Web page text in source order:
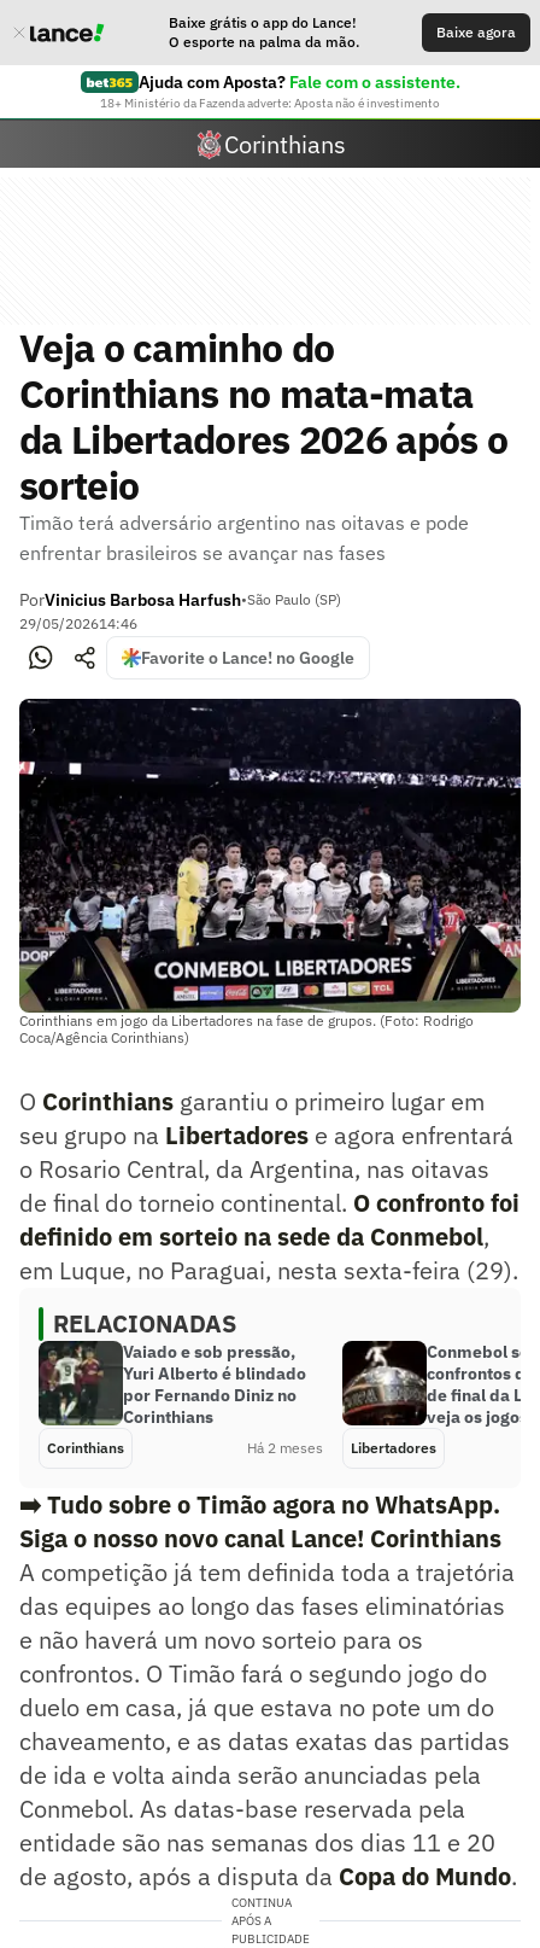
Baixe grátis o app do Lance!
O esporte na palma da mão.
Baixe agora
Ajuda com Aposta? Fale com o assistente.
18+ Ministério da Fazenda adverte: Aposta não é investimento
Corinthians
Veja o caminho do
Corinthians no mata-mata
da Libertadores 2026 após o
sorteio
Timão terá adversário argentino nas oitavas e pode
enfrentar brasileiros se avançar nas fases
PorVinicius Barbosa Harfush•São Paulo (SP)
29/05/202614:46
Favorite o Lance! no Google
Corinthians em jogo da Libertadores na fase de grupos. (Foto: Rodrigo
Coca/Agência Corinthians)
O Corinthians garantiu o primeiro lugar em
seu grupo na Libertadores e agora enfrentará
o Rosario Central, da Argentina, nas oitavas
de final do torneio continental. O confronto foi
definido em sorteio na sede da Conmebol,
em Luque, no Paraguai, nesta sexta-feira (29).
RELACIONADAS
Vaiado e sob pressão,
Yuri Alberto é blindado
por Fernando Diniz no
Corinthians
Corinthians Há 2 meses
Conmebol
confrontos
de final da
veja os jogos
Libertadores
➡️ Tudo sobre o Timão agora no WhatsApp.
Siga o nosso novo canal Lance! Corinthians
A competição já tem definida toda a trajetória
das equipes ao longo das fases eliminatórias
e não haverá um novo sorteio para os
confrontos. O Timão fará o segundo jogo do
duelo em casa, já que estava no pote um do
chaveamento, e as datas exatas das partidas
de ida e volta ainda serão anunciadas pela
Conmebol. As datas-base reservada pela
entidade são nas semanas dos dias 11 e 20
de agosto, após a disputa da Copa do Mundo.
CONTINUA
APÓS A
PUBLICIDADE